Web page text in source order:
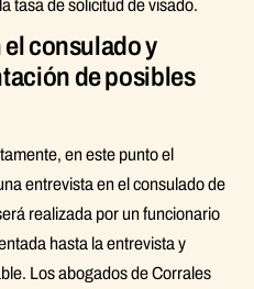
tasa de solicitud de visado.
el consulado y
de posibles
en este punto el
entrevista en el consulado de
realizada por un funcionario
hasta la entrevista y
Los abogados de Corrales